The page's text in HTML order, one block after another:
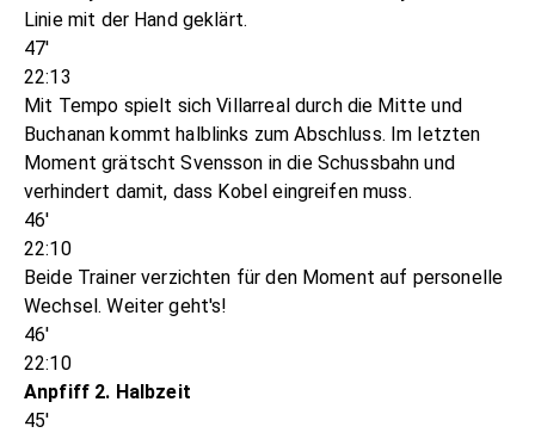
Linie mit der Hand geklärt.
47'
22:13
Mit Tempo spielt sich Villarreal durch die Mitte und
Buchanan kommt halblinks zum Abschluss. Im letzten
Moment grätscht Svensson in die Schussbahn und
verhindert damit, dass Kobel eingreifen muss.
46'
22:10
Beide Trainer verzichten für den Moment auf personelle
Wechsel. Weiter geht's!
46'
22:10
Anpfiff 2. Halbzeit
45'